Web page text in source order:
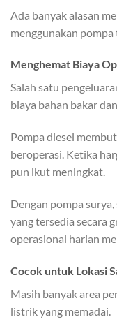
Ada banyak alasan
menggunakan pompa
Menghemat Biaya
Salah satu
biaya bahan bakar
Pompa diesel
beroperasi. Ketika
pun ikut meningkat.
Dengan pompa
yang tersedia secara
operasional harian
Cocok untuk Lokasi
Masih banyak area
listrik yang memadai.